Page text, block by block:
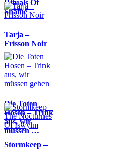
Rituals Of
Shame
Tarja –
Frisson Noir
Die Toten
Hosen – Trink
aus, wir
müssen …
Stormkeep –